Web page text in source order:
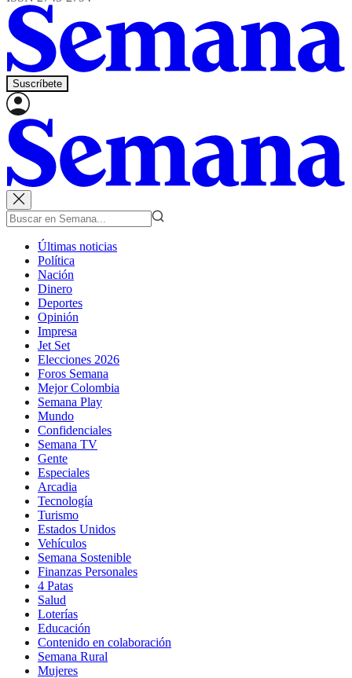
Suscríbete
Últimas noticias
Política
Nación
Dinero
Deportes
Opinión
Impresa
Jet Set
Elecciones 2026
Foros Semana
Mejor Colombia
Semana Play
Mundo
Confidenciales
Semana TV
Gente
Especiales
Arcadia
Tecnología
Turismo
Estados Unidos
Vehículos
Semana Sostenible
Finanzas Personales
4 Patas
Salud
Loterías
Educación
Contenido en colaboración
Semana Rural
Mujeres